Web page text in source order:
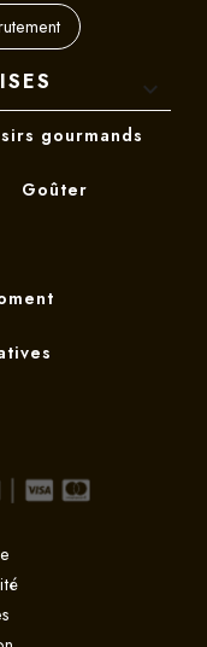

gourmands
Goûter